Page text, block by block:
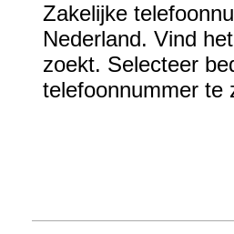
Zakelijke
Nederland. Vind
zoekt. Selecteer
telefoonnummer te